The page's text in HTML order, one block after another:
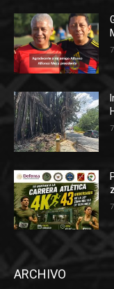
ARCHIVO